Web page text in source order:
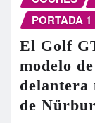
PORTADA 1
El Golf
modelo
delantera
de